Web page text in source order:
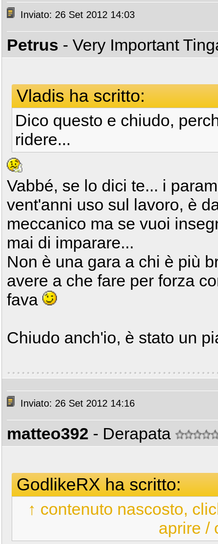
Inviato: 26 Set 2012 14:03
Petrus - Very Important
Vladis ha scritto:
Dico questo e chiudo,
ridere...
Vabbé, se lo dici te... i
vent'anni uso sul lavoro, è
meccanico ma se vuoi
mai di imparare...
Non è una gara a chi è più
avere a che fare per forza
fava
Chiudo anch'io, è stato un
Inviato: 26 Set 2012 14:16
matteo392 - Derapata
GodlikeRX ha scritto:
↑ contenuto nascosto,
aprire /